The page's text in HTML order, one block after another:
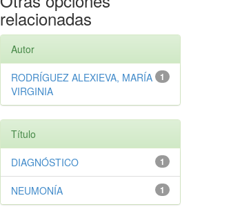
relacionadas
Autor
1
RODRÍGUEZ ALEXIEVA, MARÍA
VIRGINIA
Título
1
DIAGNÓSTICO
1
NEUMONÍA